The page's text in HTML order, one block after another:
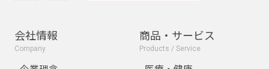
会社情報
Company
商品・サービス
Products / Service